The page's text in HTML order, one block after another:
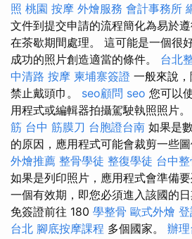
照 桃園 按摩 外燴服務 會計事務所
文件到提交申請的流程簡化為易於
在茶歇期間處理。 這可能是一個很
成功的照片創造適當的條件。 台北
中清路 按摩 柬埔寨簽證 一般來說
禁止戴頭巾。 seo顧問 seo 您可以
用程式或編輯器拍攝駕駛執照照片。
筋 台中 筋膜刀 台胞證台南 如果是
的原因，應用程式可能會裁剪一些圖
外燴推薦 整骨學徒 整復學徒 台中
如果是列印照片，應用程式會準備
一個有效期，即您必須進入該國的
免簽證前往 180 學整骨 歐式外燴 登
台北 腳底按摩課程 多個國家。 辦